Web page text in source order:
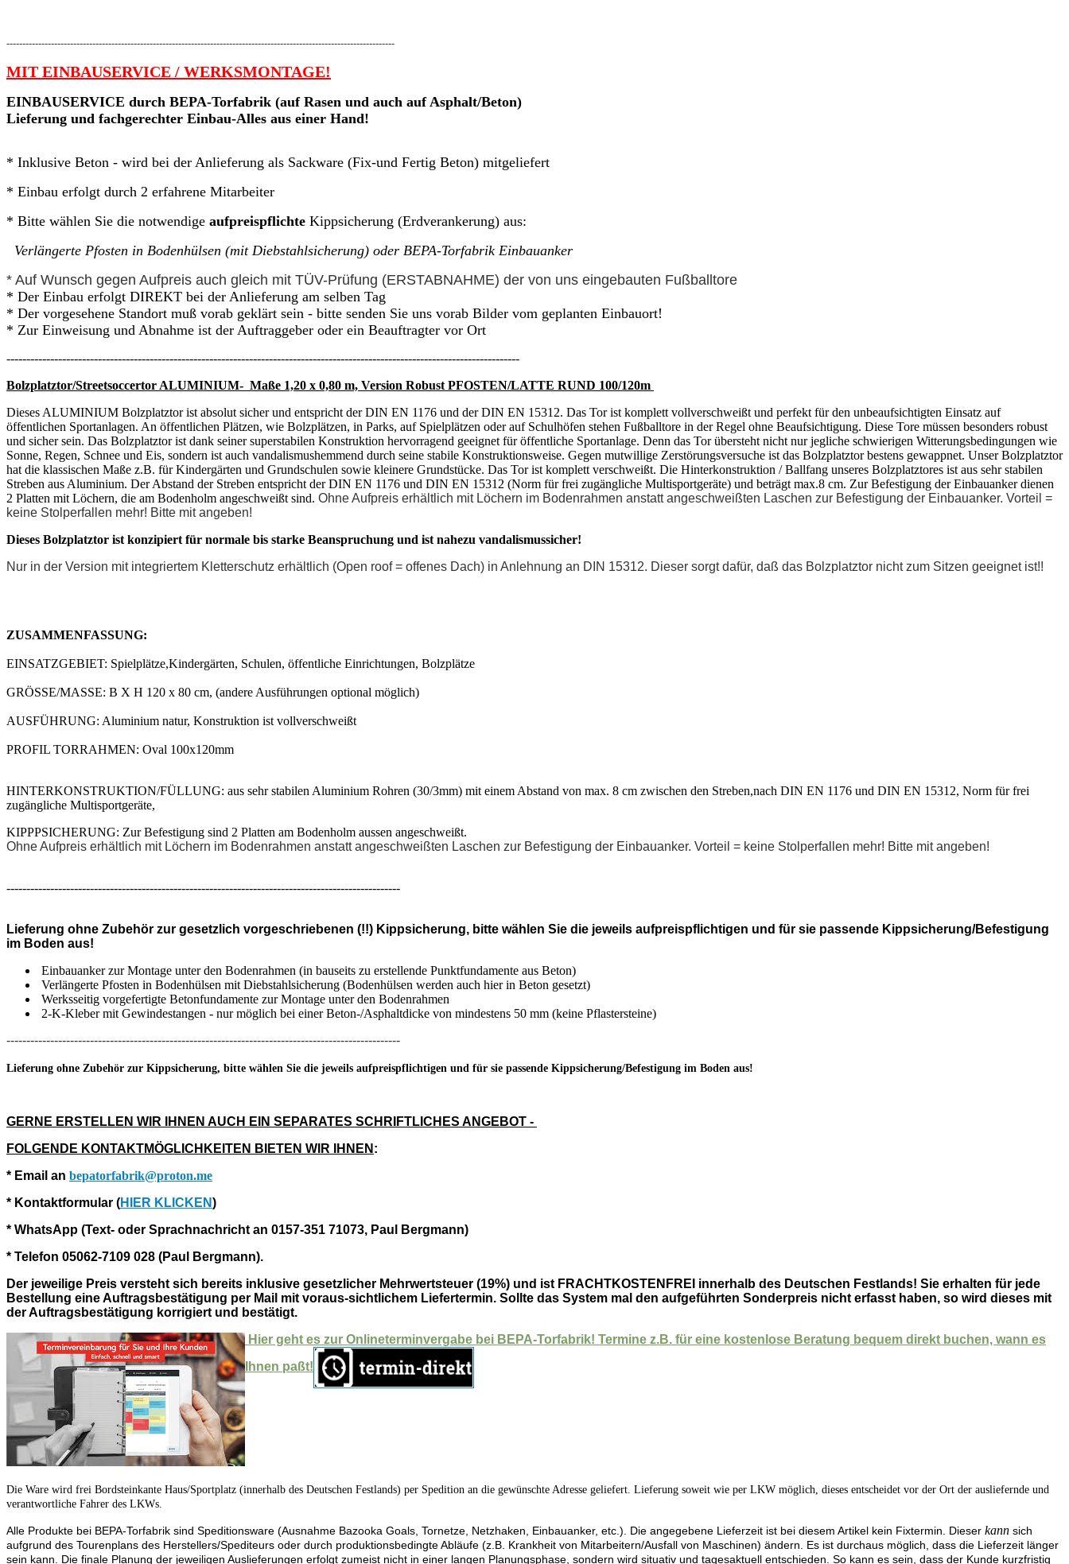
--------------------------------------------------------------------------------------------------------------------------
MIT EINBAUSERVICE / WERKSMONTAGE!
EINBAUSERVICE durch BEPA-Torfabrik (auf Rasen und auch auf Asphalt/Beton)
Lieferung und fachgerechter Einbau-Alles aus einer Hand!
* Inklusive Beton - wird bei der Anlieferung als Sackware (Fix-und Fertig Beton) mitgeliefert
* Einbau erfolgt durch 2 erfahrene Mitarbeiter
* Bitte wählen Sie die notwendige aufpreispflichte Kippsicherung (Erdverankerung) aus:
Verlängerte Pfosten in Bodenhülsen (mit Diebstahlsicherung) oder BEPA-Torfabrik Einbauanker
* Auf Wunsch gegen Aufpreis auch gleich mit TÜV-Prüfung (ERSTABNAHME) der von uns eingebauten Fußballtore
* Der Einbau erfolgt DIREKT bei der Anlieferung am selben Tag
* Der vorgesehene Standort muß vorab geklärt sein - bitte senden Sie uns vorab Bilder vom geplanten Einbauort!
* Zur Einweisung und Abnahme ist der Auftraggeber oder ein Beauftragter vor Ort
---------------------------------------------------------------------------------------------------------------------------------
Bolzplatztor/Streetsoccertor ALUMINIUM- Maße 1,20 x 0,80 m, Version Robust PFOSTEN/LATTE RUND 100/120m
Dieses ALUMINIUM Bolzplatztor ist absolut sicher und entspricht der DIN EN 1176 und der DIN EN 15312. Das Tor ist komplett vollverschweißt und perfekt für den unbeaufsichtigten Einsatz auf
öffentlichen Sportanlagen. An öffentlichen Plätzen, wie Bolzplätzen, in Parks, auf Spielplätzen oder auf Schulhöfen stehen Fußballtore in der Regel ohne Beaufsichtigung. Diese Tore müssen besonders robust
und sicher sein. Das Bolzplatztor ist dank seiner superstabilen Konstruktion hervorragend geeignet für öffentliche Sportanlage. Denn das Tor übersteht nicht nur jegliche schwierigen Witterungsbedingungen wie
Sonne, Regen, Schnee und Eis, sondern ist auch vandalismushemmend durch seine stabile Konstruktionsweise. Gegen mutwillige Zerstörungsversuche ist das Bolzplatztor bestens gewappnet. Unser Bolzplatztor
hat die klassischen Maße z.B. für Kindergärten und Grundschulen sowie kleinere Grundstücke. Das Tor ist komplett verschweißt. Die Hinterkonstruktion / Ballfang unseres Bolzplatztores ist aus sehr stabilen
Streben aus Aluminium. Der Abstand der Streben entspricht der DIN EN 1176 und DIN EN 15312 (Norm für frei zugängliche Multisportgeräte) und beträgt max.8 cm. Zur Befestigung der Einbauanker dienen
2 Platten mit Löchern, die am Bodenholm angeschweißt sind. Ohne Aufpreis erhältlich mit Löchern im Bodenrahmen anstatt angeschweißten Laschen zur Befestigung der Einbauanker. Vorteil =
keine Stolperfallen mehr! Bitte mit angeben!
Dieses Bolzplatztor ist konzipiert für normale bis starke Beanspruchung und ist nahezu vandalismussicher!
Nur in der Version mit integriertem Kletterschutz erhältlich (Open roof = offenes Dach) in Anlehnung an DIN 15312. Dieser sorgt dafür, daß das Bolzplatztor nicht zum Sitzen geeignet ist!!
ZUSAMMENFASSUNG:
EINSATZGEBIET: Spielplätze,Kindergärten, Schulen, öffentliche Einrichtungen, Bolzplätze
GRÖSSE/MASSE: B X H 120 x 80 cm, (andere Ausführungen optional möglich)
AUSFÜHRUNG: Aluminium natur, Konstruktion ist vollverschweißt
PROFIL TORRAHMEN: Oval 100x120mm
HINTERKONSTRUKTION/FÜLLUNG: aus sehr stabilen Aluminium Rohren (30/3mm) mit einem Abstand von max. 8 cm zwischen den Streben,nach DIN EN 1176 und DIN EN 15312, Norm für frei
zugängliche Multisportgeräte,
KIPPPSICHERUNG: Zur Befestigung sind 2 Platten am Bodenholm aussen angeschweißt.
Ohne Aufpreis erhältlich mit Löchern im Bodenrahmen anstatt angeschweißten Laschen zur Befestigung der Einbauanker. Vorteil = keine Stolperfallen mehr! Bitte mit angeben!
---------------------------------------------------------------------------------------------------
Lieferung ohne Zubehör zur gesetzlich vorgeschriebenen (!!) Kippsicherung, bitte wählen Sie die jeweils aufpreispflichtigen und für sie passende Kippsicherung/Befestigung
im Boden aus!
Einbauanker zur Montage unter den Bodenrahmen (in bauseits zu erstellende Punktfundamente aus Beton)
Verlängerte Pfosten in Bodenhülsen mit Diebstahlsicherung (Bodenhülsen werden auch hier in Beton gesetzt)
Werksseitig vorgefertigte Betonfundamente zur Montage unter den Bodenrahmen
2-K-Kleber mit Gewindestangen - nur möglich bei einer Beton-/Asphaltdicke von mindestens 50 mm (keine Pflastersteine)
---------------------------------------------------------------------------------------------------
Lieferung ohne Zubehör zur Kippsicherung, bitte wählen Sie die jeweils aufpreispflichtigen und für sie passende Kippsicherung/Befestigung im Boden aus!
GERNE ERSTELLEN WIR IHNEN AUCH EIN SEPARATES SCHRIFTLICHES ANGEBOT -
FOLGENDE KONTAKTMÖGLICHKEITEN BIETEN WIR IHNEN :
* Email an bepatorfabrik@proton.me
* Kontaktformular (HIER KLICKEN)
* WhatsApp (Text- oder Sprachnachricht an 0157-351 71073, Paul Bergmann)
* Telefon 05062-7109 028 (Paul Bergmann).
Der jeweilige Preis versteht sich bereits inklusive gesetzlicher Mehrwertsteuer (19%) und ist FRACHTKOSTENFREI innerhalb des Deutschen Festlands! Sie erhalten für jede
Bestellung eine Auftragsbestätigung per Mail mit voraus-sichtlichem Liefertermin. Sollte das System mal den aufgeführten Sonderpreis nicht erfasst haben, so wird dieses mit
der Auftragsbestätigung korrigiert und bestätigt.
Hier geht es zur Onlineterminvergabe bei BEPA-Torfabrik! Termine z.B. für eine kostenlose Beratung bequem direkt buchen, wann es
Ihnen paßt!
Die Ware wird frei Bordsteinkante Haus/Sportplatz (innerhalb des Deutschen Festlands) per Spedition an die gewünschte Adresse geliefert. Lieferung soweit wie per LKW möglich, dieses entscheidet vor der Ort der ausliefernde und
verantwortliche Fahrer des LKWs.
Alle Produkte bei BEPA-Torfabrik sind Speditionsware (Ausnahme Bazooka Goals, Tornetze, Netzhaken, Einbauanker, etc.). Die angegebene Lieferzeit ist bei diesem Artikel kein Fixtermin. Dieser kann sich
aufgrund des Tourenplans des Herstellers/Spediteurs oder durch produktionsbedingte Abläufe (z.B. Krankheit von Mitarbeitern/Ausfall von Maschinen) ändern. Es ist durchaus möglich, dass die Lieferzeit länger
sein kann. Die finale Planung der jeweiligen Auslieferungen erfolgt zumeist nicht in einer langen Planungsphase, sondern wird situativ und tagesaktuell entschieden. So kann es sein, dass der Kunde kurzfristig